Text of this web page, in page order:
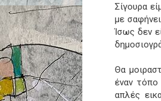
Σίγουρα
με
Ίσως δεν
Θα
έναν τόπο
απλές